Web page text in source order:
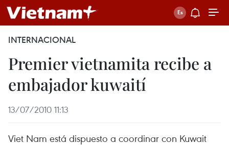
INTERNACIONAL
Premier vietnamita recibe a
embajador kuwaití
13/07/2010 11:13
Viet Nam está dispuesto a coordinar con Kuwait